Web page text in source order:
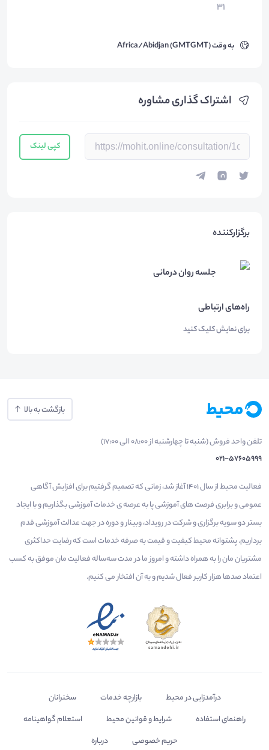
۳۱
به وقتAfrica/Abidjan (GMTGMT)
اشتراک گذاری مشاوره
کپی لینک
برگزارکننده
جلسه روان درمانی
راه‌های ارتباطی
برای نمایش کلیک کنید
بازگشت به بالا
تلفن واحد فروش (شنبه تا چهارشنبه از 08:00 الی 17:00)
021-57605999
فعالیت محیط از سال 1401 آغاز شد، زمانی که تصمیم گرفتیم برای افزایش آگاهی
عمومی و برابری فرصت های آموزشی پا به عرصه ی خدمات آموزشی بگذاریم و با ایجاد
بستر دو سویه برگزاری و شرکت در رویداد، وبینار و دوره در جهت عدالت آموزشی قدم
برداریم. پشتوانه محیط کیفیت و قیمت به صرفه خدمات است که رضایت حداکثری
مشتریان مان را به همراه داشته و امروز ما در مدت سه‌ساله فعالیت مان موفق به کسب
اعتماد صدها هزار کاربر فعال شدیم و به آن افتخار می‌ کنیم.
درآمدزایی در محیط بازارچه خدمات
سخنرانان
راهنمای استفاده
شرایط و قوانین محیط
استعلام گواهینامه
حریم خصوصی
درباره